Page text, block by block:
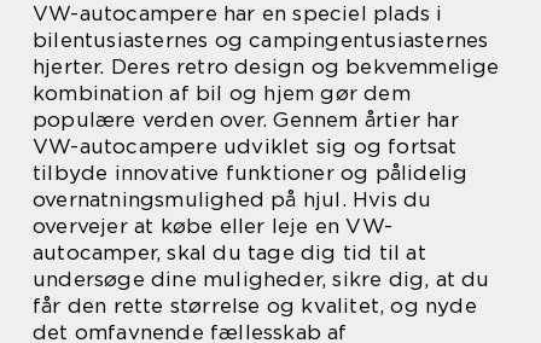
VW-autocampere har en speciel plads i
bilentusiasternes og campingentusiasternes
hjerter. Deres retro design og bekvemmelige
kombination af bil og hjem gør dem
populære verden over. Gennem årtier har
VW-autocampere udviklet sig og fortsat
tilbyde innovative funktioner og pålidelig
overnatningsmulighed på hjul. Hvis du
overvejer at købe eller leje en VW-
autocamper, skal du tage dig tid til at
undersøge dine muligheder, sikre dig, at du
får den rette størrelse og kvalitet, og nyde
det omfavnende fællesskab af